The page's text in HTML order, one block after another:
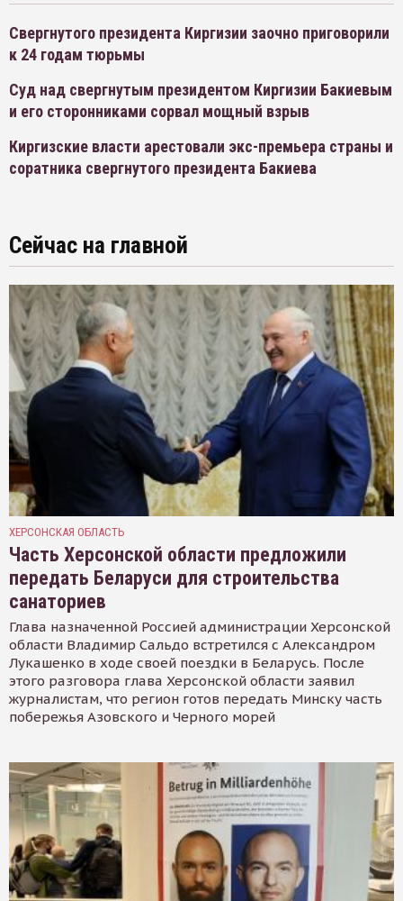
Свергнутого президента Киргизии заочно приговорили
к 24 годам тюрьмы
Суд над свергнутым президентом Киргизии Бакиевым
и его сторонниками сорвал мощный взрыв
Киргизские власти арестовали экс-премьера страны и
соратника свергнутого президента Бакиева
Сейчас на главной
ХЕРСОНСКАЯ ОБЛАСТЬ
Часть Херсонской области предложили
передать Беларуси для строительства
санаториев
Глава назначенной Россией администрации Херсонской
области Владимир Сальдо встретился с Александром
Лукашенко в ходе своей поездки в Беларусь. После
этого разговора глава Херсонской области заявил
журналистам, что регион готов передать Минску часть
побережья Азовского и Черного морей